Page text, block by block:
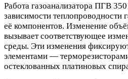
Работа газоанализатора ПГВ
зависимости теплопроводности
её компонентов. Изменение
вызывает соответствующее
среды. Эти изменения
элементами —
остеклованных платиновых